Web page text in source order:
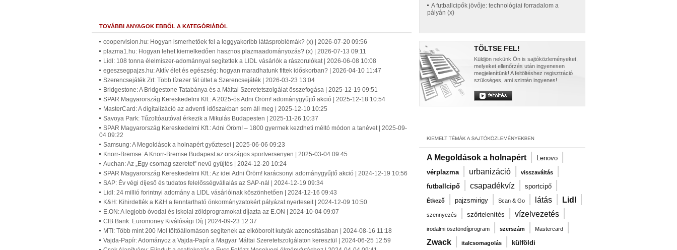
TOVÁBBI ANYAGOK EBBŐL A KATEGÓRIÁBÓL
coopervision.hu: Hogyan ismerhetőek fel a leggyakoribb látásproblémák? (x) | 2026-07-20 09:56
plazma1.hu: Hogyan lehet kiemelkedően hasznos plazmaadományozás? (x) | 2026-07-13 09:11
Lidl: 108 tonna élelmiszer-adománnyal segítettek a LIDL vásárlók a rászorulókat | 2026-06-08 10:08
egeszsegpajzs.hu: Aktív élet és egészség: hogyan maradhatunk fittek időskorban? | 2026-04-10 11:47
Szerencsejáték Zrt: Több tízezer fát ültet a Szerencsejáték | 2026-03-23 13:04
Bridgestone: A Bridgestone Tatabánya és a Máltai Szeretetszolgálat összefogása | 2025-12-19 09:51
SPAR Magyarország Kereskedelmi Kft.: A 2025-ös Adni Öröm! adománygyűjtő akció | 2025-12-18 10:54
MasterCard: A digitalizáció az adventi időszakban sem áll meg | 2025-12-10 10:25
Savoya Park: Tűzoltóautóval érkezik a Mikulás Budapesten | 2025-11-26 10:37
SPAR Magyarország Kereskedelmi Kft.: Adni Öröm! – 1800 gyermek kezdheti méltó módon a tanévet | 2025-09-
04 09:22
Samsung: A Megoldások a holnapért győztesei | 2025-06-06 09:23
Knorr-Bremse: A Knorr-Bremse Budapest az országos sportversenyen | 2025-03-04 09:45
Auchan: Az „Egy csomag szeretet” nevű gyűjtés | 2024-12-20 10:24
SPAR Magyarország Kereskedelmi Kft.: Az idei Adni Öröm! karácsonyi adománygyűjtő akció | 2024-12-19 10:56
SAP: Év végi díjeső és tudatos felelősségvállalás az SAP-nál | 2024-12-19 09:34
Lidl: 24 millió forintnyi adomány a LIDL vásárlóinak köszönhetően | 2024-12-16 09:43
K&H: Kihirdették a K&H a fenntartható önkormányzatokért pályázat nyerteseit | 2024-12-09 10:50
E.ON: A legjobb óvodai és iskolai zöldprogramokat díjazta az E.ON | 2024-10-04 09:07
CIB Bank: Euromoney Kiválósági Díj | 2024-09-23 12:37
MTI: Több mint 200 Mol töltőállomáson segítenek az elkóborolt kutyák azonosításában | 2024-08-16 11:18
Vajda-Papír: Adományoz a Vajda-Papír a Magyar Máltai Szeretetszolgálaton keresztül | 2024-06-25 12:59
A futballcipők jövője: technológiai forradalom a
pályán (x)
TÖLTSE FEL!
Küldjön nekünk Ön is sajtóközleményeket,
melyeket ellenőrzés után ingyenesen
megjelenítünk! A feltöltéshez regisztráció
szükséges, ami szintén ingyenes!
A Megoldások a holnapért | Lenovo |
vérplazma | urbanizáció | visszaváltás |
futballcipő | csapadékvíz | sportcipő |
Étkező | pajzsmirigy | Scan & Go | látás | Lidl |
szennyezés | szőrtelenítés | vízelvezetés |
irodalmi ösztöndíjprogram | szerszám | Mastercard |
Zwack | italcsomagolás | külföldi